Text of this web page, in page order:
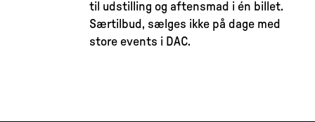
til udstilling og aftensmad i én billet.
Særtilbud, sælges ikke på dage med
store events i DAC.